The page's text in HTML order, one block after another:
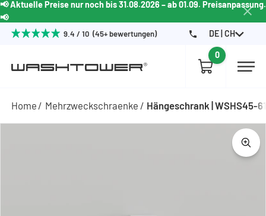
📢 Aktuelle Preise nur noch bis 31.08.2026 – ab 01.09. Preisanpassung.
📢
9.4 / 10 (45+ bewertungen) DE | CH
0
Home Mehrzweckschraenke Hängeschrank | WSHS45-